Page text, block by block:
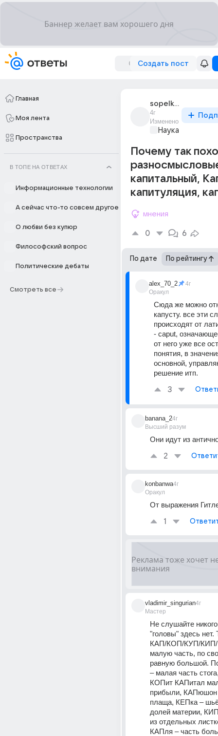
Создать пост
Главная
Моя лента
Пространства
В ТОПЕ НА ОТВЕТАХ
Информационные технологии
А сейчас что-то совсем другое
О любви без купюр
Философский вопрос
Политические дебаты
Смотреть все
sopelka_6
4г
Изменено
Наука
Почему так
капитальный,
капитуляция,
мнения
0 6
По дате По рейтингу
alex_70_2
Оракул
4г
Сюда же можно
капусту. все эти
происходят от
- caput,
от него уже все
понятия, в
основной,
решение итп.
3
banana_2
Высший разум
4г
Они идут из
2
konbanwa
Оракул
4г
От выражения
1
vladimir_singurian
Мастер
4г
Не слушайте
"головы" здесь
КАП/КОП/КУП/КИП/
малую часть, по
равную большой.
– малая часть
КОПит КАПитал
прибыли, КАПюшон
плаща, КЕПка –
долей материи,
из отдельных
КАПля – часть